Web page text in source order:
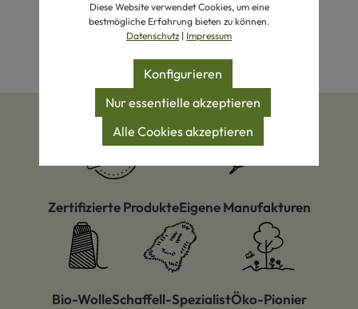
Zertifizierte ProdukteEigene Manufakturen
Bio-WolleSchaffell-SpezialistÖko-Pionier
Diese Website verwendet Cookies, um eine
bestmögliche Erfahrung bieten zu können.
Datenschutz | Impressum
Nur essentielle akzeptieren
Konfigurieren
Alle Cookies akzeptieren